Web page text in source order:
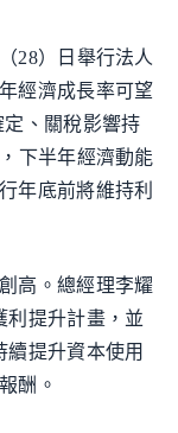
28）日舉行法人
經濟成長率可望
、關稅影響持
下半年經濟動能
年底前將維持利
高。總經理李耀
利提升計畫，並
續提升資本使用
酬。